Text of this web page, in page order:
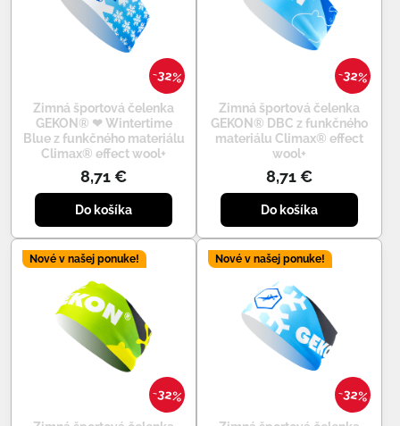
32%
Zimná športová čelenka
GEKON® ❤ Wintertime
Blue z funkčného materiálu
Climax® effect wool+
8,71 €
Do košíka
32%
Zimná športová čelenka
GEKON® DBC z funkčného
materiálu Climax® effect
wool+
8,71 €
Do košíka
32%
Nové v našej ponuke!
32%
Nové v našej ponuke!